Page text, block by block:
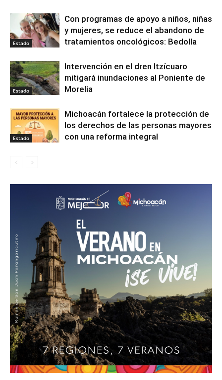
Estado
Con programas de apoyo a niños, niñas
y mujeres, se reduce el abandono de
tratamientos oncológicos: Bedolla
Estado
Intervención en el dren Itzícuaro
mitigará inundaciones al Poniente de
Morelia
Estado
Michoacán fortalece la protección de
los derechos de las personas mayores
con una reforma integral